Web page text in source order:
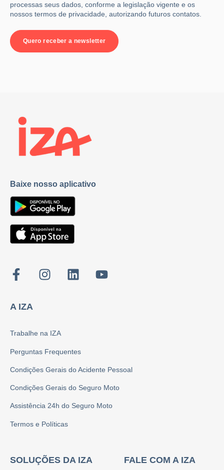
processas seus dados, conforme a legislação vigente e os
nossos termos de privacidade, autorizando futuros contatos.
Baixe nosso aplicativo
A IZA
Trabalhe na IZA
Perguntas Frequentes
Condições Gerais do Acidente Pessoal
Condições Gerais do Seguro Moto
Assistência 24h do Seguro Moto
Termos e Políticas
SOLUÇÕES DA IZA FALE COM A IZA